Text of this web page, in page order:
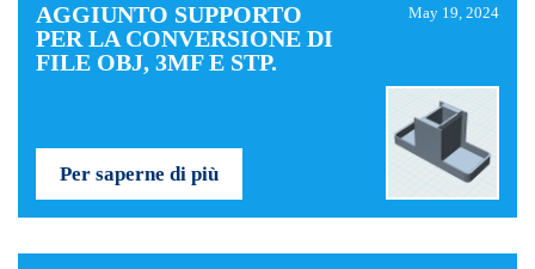
AGGIUNTO SUPPORTO
PER LA CONVERSIONE DI
FILE OBJ, 3MF E STP.
May 19, 2024
Per saperne di più